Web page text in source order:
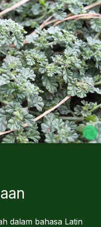
dalam bahasa Latin